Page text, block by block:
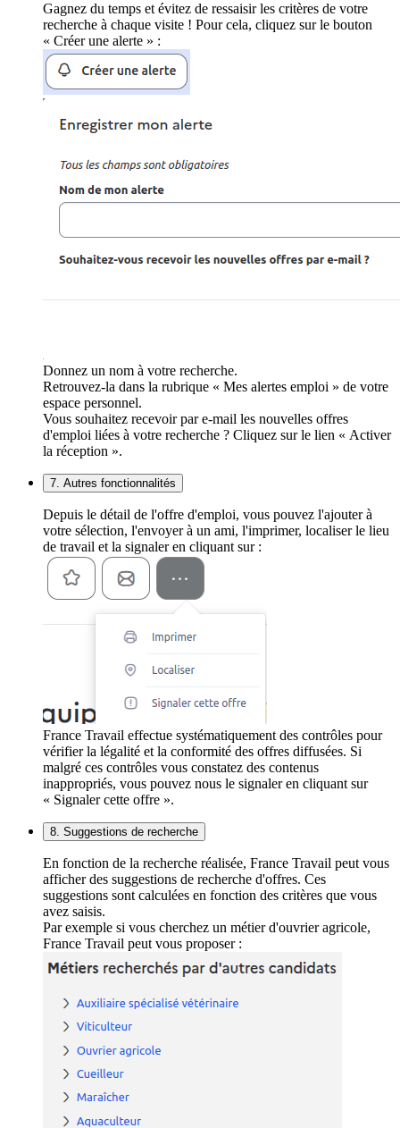
Gagnez du temps et évitez de ressaisir les critères de votre
recherche à chaque visite ! Pour cela, cliquez sur le bouton
« Créer une alerte » :
Donnez un nom à votre recherche.
Retrouvez-la dans la rubrique « Mes alertes emploi » de votre
espace personnel.
Vous souhaitez recevoir par e-mail les nouvelles offres
d'emploi liées à votre recherche ? Cliquez sur le lien « Activer
la réception ».
7. Autres fonctionnalités
Depuis le détail de l'offre d'emploi, vous pouvez l'ajouter à
votre sélection, l'envoyer à un ami, l'imprimer, localiser le lieu
de travail et la signaler en cliquant sur :
France Travail effectue systématiquement des contrôles pour
vérifier la légalité et la conformité des offres diffusées. Si
malgré ces contrôles vous constatez des contenus
inappropriés, vous pouvez nous le signaler en cliquant sur
« Signaler cette offre ».
8. Suggestions de recherche
En fonction de la recherche réalisée, France Travail peut vous
afficher des suggestions de recherche d'offres. Ces
suggestions sont calculées en fonction des critères que vous
avez saisis.
Par exemple si vous cherchez un métier d'ouvrier agricole,
France Travail peut vous proposer :